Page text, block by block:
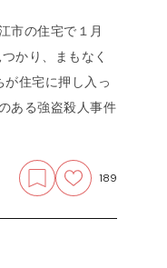
市の住宅で１月
かり、まもなく
住宅に押し入っ
ある強盗殺人事件
189